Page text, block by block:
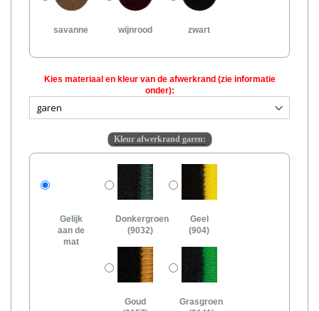
savanne wijnrood zwart
Kies materiaal en kleur van de afwerkrand (zie informatie
onder):
Kleur afwerkrand garen:
Gelijk
aan de
mat
Donkergroen
(9032)
Geel
(904)
Goud
Grasgroen